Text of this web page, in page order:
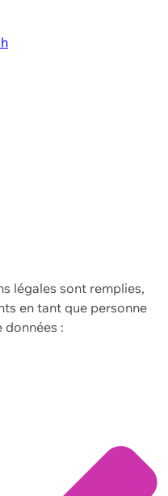
légales sont remplies,
en tant que personne
données :